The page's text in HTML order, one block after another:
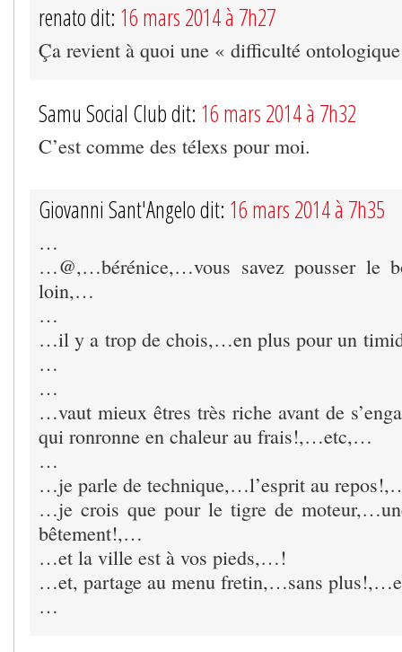
renato dit: 16 mars 2014 à 7h27
Ça revient à quoi une « difficulté
Samu Social Club dit: 16 mars 2014 à 7h32
C’est comme des télexs pour moi.
Giovanni Sant'Angelo dit: 16 mars 2014 à 7h35
…
…@,…bérénice,…vous savez pousser le
loin,…
…
…il y a trop de chois,…en plus pour un
…
…
…vaut mieux êtres très riche avant de
qui ronronne en chaleur au frais!,…etc,…
…
…je parle de technique,…l’esprit au
…je crois que pour le tigre de
bêtement!,…
…et la ville est à vos pieds,…!
…et, partage au menu fretin,…sans
…